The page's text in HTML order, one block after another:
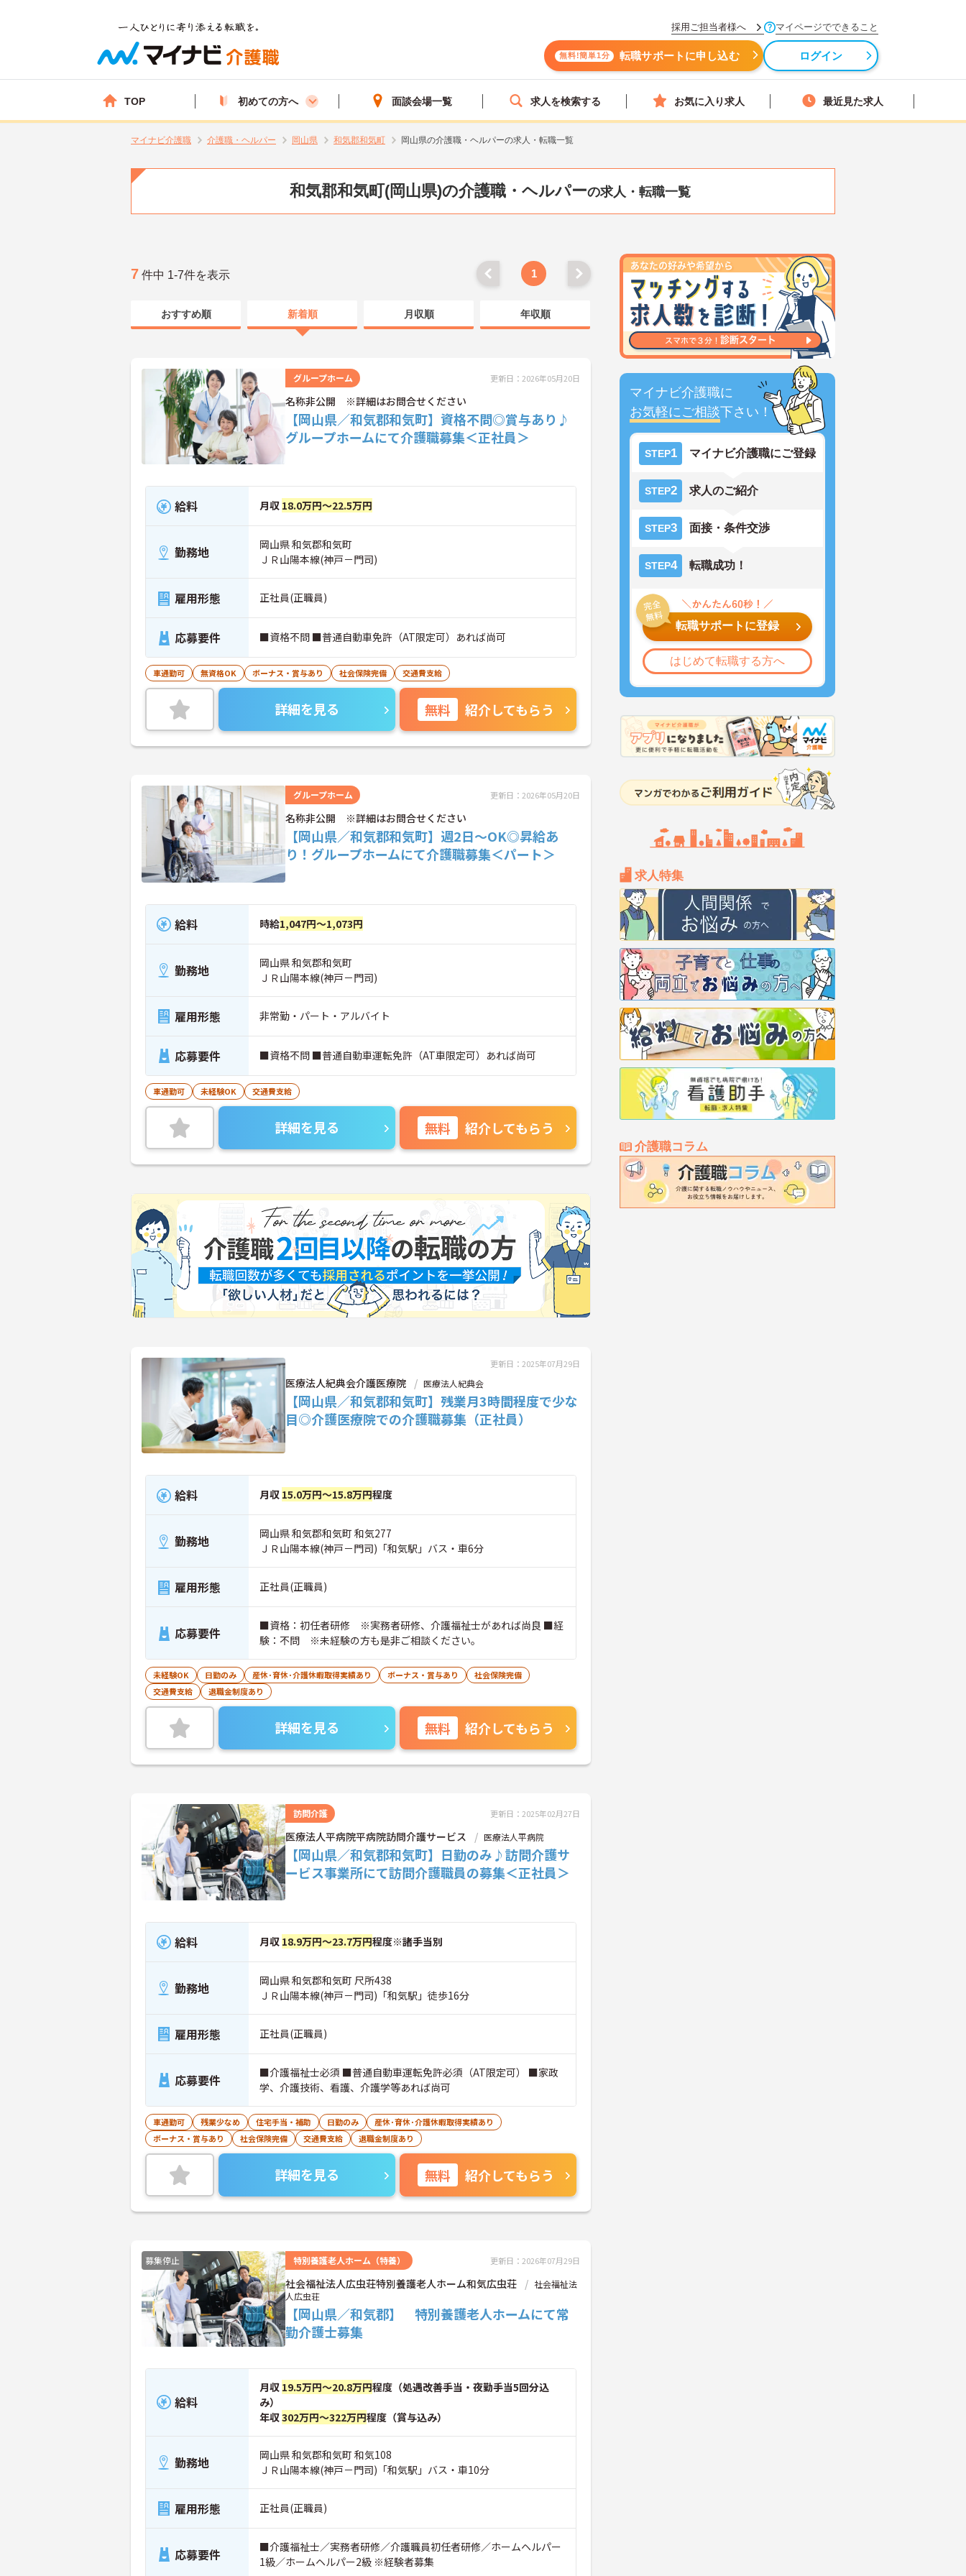
採用ご担当者様へ マイページでできること
無料!簡単1分 転職サポートに申し込む ログイン
TOP 初めての方へ 面談会場一覧 求人を検索する お気に入り求人 最近見た求人
マイナビ介護職 介護職・ヘルパー 岡山県 和気郡和気町 岡山県の介護職・ヘルパーの求人・転職一覧
和気郡和気町(岡山県)の介護職・ヘルパーの求人・転職一覧
マイナビ介護職に
お気軽にご相談下さい！
STEP1 マイナビ介護職にご登録
STEP2 求人のご紹介
STEP3 面接・条件交渉
STEP4 転職成功！
転職サポートに登録
はじめて転職する方へ
求人特集
介護職コラム
7 件中 1-7件を表示 1
おすすめ順 新着順 月収順 年収順
グループホーム 更新日：2026年05月20日
名称非公開 ※詳細はお問合せください
【岡山県／和気郡和気町】資格不問◎賞与あり♪
グループホームにて介護職募集＜正社員＞
給料 月収 18.0万円～22.5万円
勤務地
岡山県 和気郡和気町
ＪＲ山陽本線(神戸－門司)
雇用形態 正社員(正職員)
応募要件 ■資格不問 ■普通自動車免許（AT限定可）あれば尚可
車通勤可 無資格OK ボーナス・賞与あり 社会保険完備 交通費支給
詳細を見る 無料 紹介してもらう
グループホーム 更新日：2026年05月20日
名称非公開 ※詳細はお問合せください
【岡山県／和気郡和気町】週2日～OK◎昇給あ
り！グループホームにて介護職募集＜パート＞
給料 時給1,047円～1,073円
勤務地
岡山県 和気郡和気町
ＪＲ山陽本線(神戸－門司)
雇用形態 非常勤・パート・アルバイト
応募要件 ■資格不問 ■普通自動車運転免許（AT車限定可）あれば尚可
車通勤可 未経験OK 交通費支給
詳細を見る 無料 紹介してもらう
更新日：2025年07月29日
医療法人紀典会介護医療院 医療法人紀典会
【岡山県／和気郡和気町】残業月3時間程度で少な
目◎介護医療院での介護職募集（正社員）
給料 月収 15.0万円～15.8万円程度
勤務地
岡山県 和気郡和気町 和気277
ＪＲ山陽本線(神戸－門司)「和気駅」バス・車6分
雇用形態 正社員(正職員)
応募要件
■資格：初任者研修 ※実務者研修、介護福祉士があれば尚良 ■経
験：不問 ※未経験の方も是非ご相談ください。
未経験OK 日勤のみ 産休･育休･介護休暇取得実績あり ボーナス・賞与あり
社会保険完備
交通費支給
退職金制度あり
詳細を見る 無料 紹介してもらう
訪問介護 更新日：2025年02月27日
医療法人平病院平病院訪問介護サービス 医療法人平病院
【岡山県／和気郡和気町】日勤のみ♪訪問介護サ
ービス事業所にて訪問介護職員の募集＜正社員＞
給料 月収 18.9万円～23.7万円程度※諸手当別
勤務地
岡山県 和気郡和気町 尺所438
ＪＲ山陽本線(神戸－門司)「和気駅」徒歩16分
雇用形態 正社員(正職員)
応募要件
■介護福祉士必須 ■普通自動車運転免許必須（AT限定可） ■家政
学、介護技術、看護、介護学等あれば尚可
車通勤可 残業少なめ 住宅手当・補助 日勤のみ
産休･育休･介護休暇取得実績あり
ボーナス・賞与あり
社会保険完備 交通費支給 退職金制度あり
詳細を見る 無料 紹介してもらう
募集停止 特別養護老人ホーム（特養） 更新日：2026年07月29日
社会福祉法人広虫荘特別養護老人ホーム和気広虫荘
社会福祉法
人広虫荘
【岡山県／和気郡】 特別養護老人ホームにて常
勤介護士募集
給料
月収 19.5万円～20.8万円程度（処遇改善手当・夜勤手当5回分込
み）
年収302万円～322万円程度（賞与込み）
勤務地
岡山県 和気郡和気町 和気108
ＪＲ山陽本線(神戸－門司)「和気駅」バス・車10分
雇用形態 正社員(正職員)
応募要件
■介護福祉士／実務者研修／介護職員初任者研修／ホームヘルパー
1級／ホームヘルパー2級 ※経験者募集